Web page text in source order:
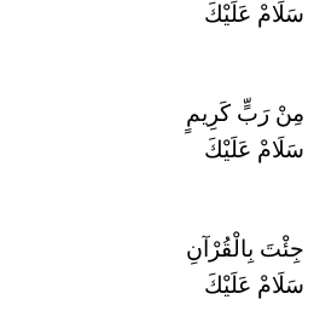
سَلَامْ عَلَيْكَ
مِنْ رَبٍّ كَرِيمٍ
سَلَامْ عَلَيْكَ
جِئْتَ بِالْقُرْآنِ
سَلَامْ عَلَيْكَ